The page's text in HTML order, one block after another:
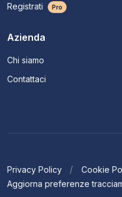
Registrati Pro
Azienda
Chi siamo
Contattaci
Privacy Policy
Cookie
Aggiorna preferenze